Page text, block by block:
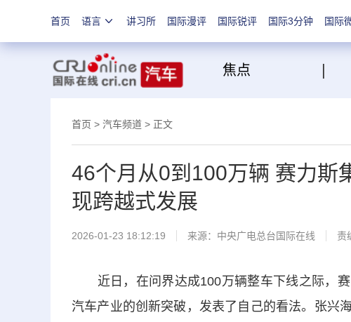
首页 语言 讲习所 国际漫评 国际锐评 国际3分钟 国际
焦点
首页 > 汽车频道 > 正文
46个月从0到100万辆 赛力斯
现跨越式发展
2026-01-23 18:12:19 来源： 中央广电总台国际在线 责
近日，在问界达成100万辆整车下线之际，赛
汽车产业的创新突破，发表了自己的看法。张兴